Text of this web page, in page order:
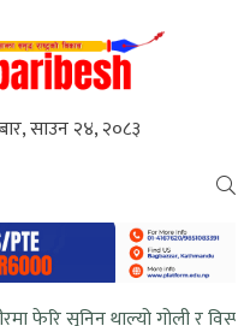
साउन २४, २०८३
फेरि सुनिन थाल्यो गोली र